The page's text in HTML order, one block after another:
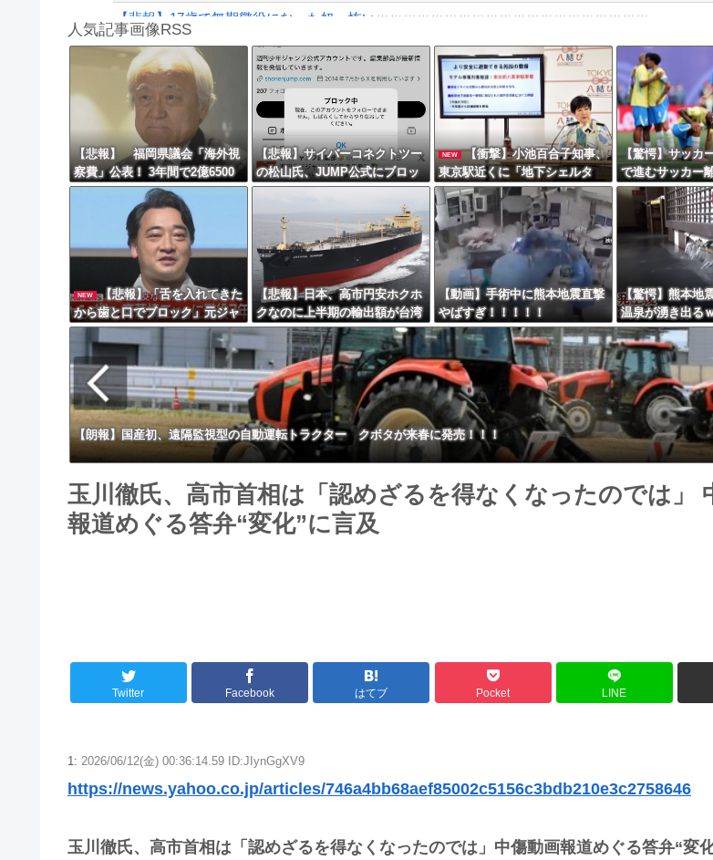
Powered by
【悲報】17歳で無期懲役になった奴、怖いｗｗｗｗｗｗｗｗｗｗｗｗｗｗｗｗｗｗｗｗ...
【動画】逃げる判断はやっ！埼玉でスマホ運転のプリウスに当て逃げされる車載。
実況「金メダルをとった萩野には俺さんへの挑戦権を手にしました！」俺「ほう君が萩野...
8/4のニュース
日本旅行キャンセルすべきか…1万年ぶり史上最大級の火山の兆し＝韓国の反応
更新中止のお知らせ
海外「おめでとうタキ！」リヴァプール南野がバースデーゴール！！
Powered by
人気記事画像RSS
【悲報】 福岡県議会「海外視
察費」公表！ 3年間で2億6500
万円ｗｗｗｗｗｗｗｗｗ
【悲報】サイバーコネクトツー
の松山氏、JUMP公式にブロッ
クされるｗｗｗｗｗｗｗｗｗｗ
NEW
【衝撃】小池百合子知事、
東京駅近くに「地下シェルタ
ー」整備を正式表明ｗｗｗｗｗ
ｗｗｗｗ
【驚愕】サッカ
で進むサッカー
「関心なし」
NEW
【悲報】「舌を入れてきた
から歯と口でブロック」元ジャ
ンポケ斉藤の不同意性交公判
【悲報】日本、高市円安ホクホ
クなのに上半期の輸出額が台湾
と韓国に抜かれる・・・
【動画】手術中に熊本地震直撃
やばすぎ！！！！！
【驚愕】熊本地
温泉が湧き出る
ｗｗｗｗｗ
【朗報】国産初、遠隔監視型の自動運転トラクター クボタが来春に発売！！！
玉川徹氏、高市首相は「認めざるを得なくなったのでは」
報道めぐる答弁“変化”に言及
Twitter Facebook はてブ Pocket LINE
1: 2026/06/12(金) 00:36:14.59 ID:JIynGgXV9
https://news.yahoo.co.jp/articles/746a4bb68aef85002c5156c3bdb210e3c2758646
玉川徹氏、高市首相は「認めざるを得なくなったのでは」中傷動画報道めぐる答弁“変